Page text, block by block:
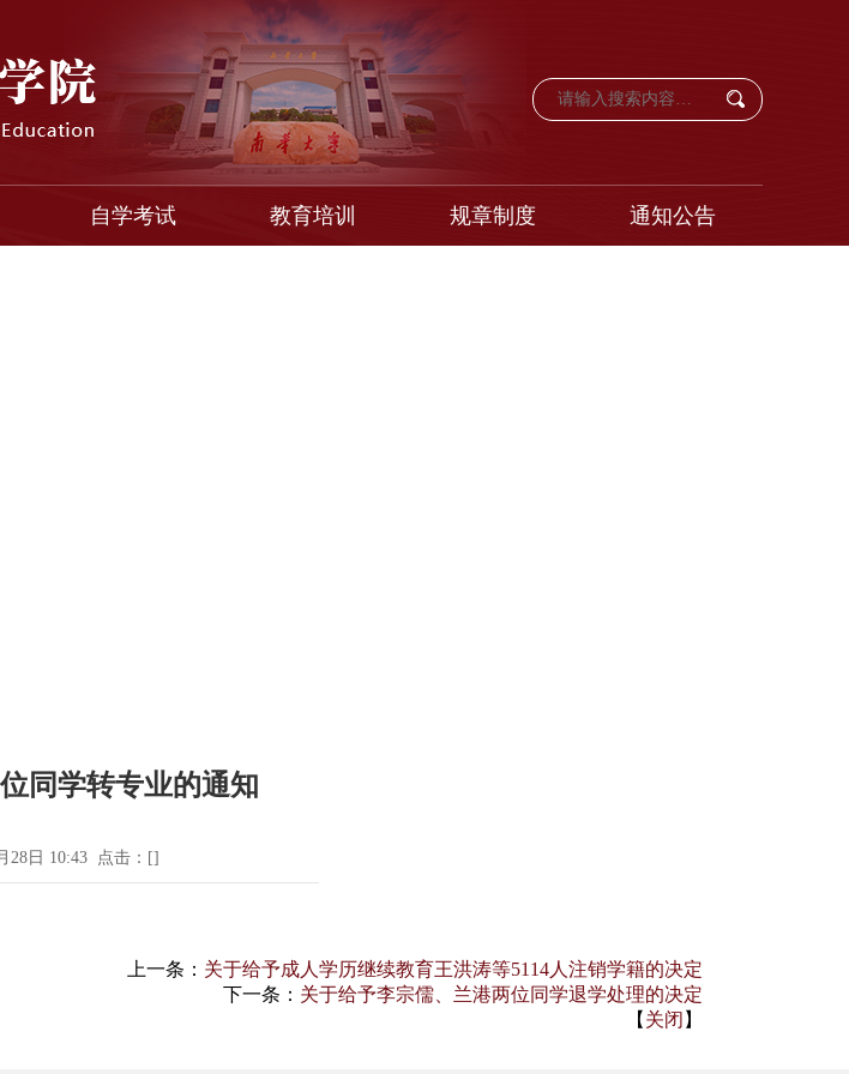
自学考试 教育培训 规章制度 通知公告
同学转专业的通知
28日 10:43 点击：[]
上一条： 关于给予成人学历继续教育王洪涛等5114人注销学籍的决定
下一条： 关于给予李宗儒、兰港两位同学退学处理的决定
【 关闭 】